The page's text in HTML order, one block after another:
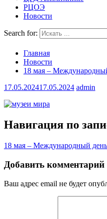
РЦОЭ
Новости
Search for:
Главная
Новости
18 мая –
17.05.202417.05.2024 admin
Навигация по
18 мая – Международный
Добавить комментарий
Ваш адрес email не будет